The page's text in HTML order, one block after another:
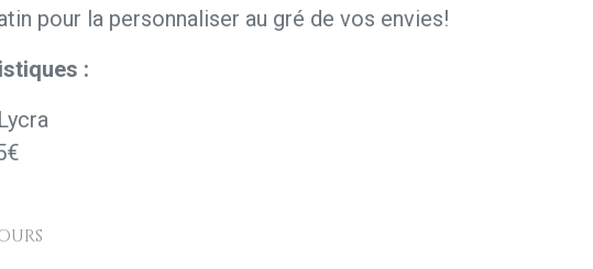
pour la personnaliser au gré de vos envies!
: